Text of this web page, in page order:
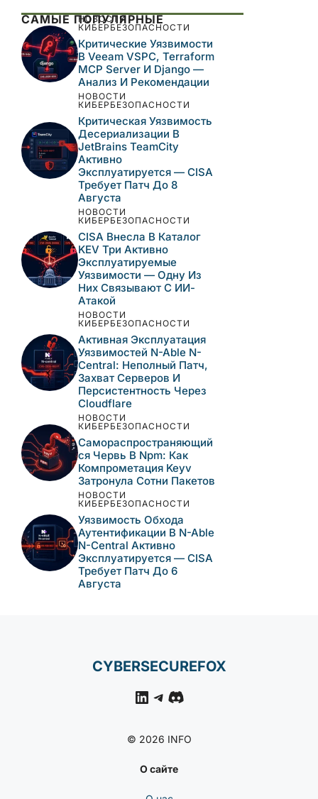
САМЫЕ ПОПУЛЯРНЫЕ
НОВОСТИ
КИБЕРБЕЗОПАСНОСТИ
Критические Уязвимости
В Veeam VSPC, Terraform
MCP Server И Django —
Анализ И Рекомендации
НОВОСТИ
КИБЕРБЕЗОПАСНОСТИ
Критическая Уязвимость
Десериализации В
JetBrains TeamCity
Активно
Эксплуатируется — CISA
Требует Патч До 8
Августа
НОВОСТИ
КИБЕРБЕЗОПАСНОСТИ
CISA Внесла В Каталог
KEV Три Активно
Эксплуатируемые
Уязвимости — Одну Из
Них Связывают С ИИ-
Атакой
НОВОСТИ
КИБЕРБЕЗОПАСНОСТИ
Активная Эксплуатация
Уязвимостей N-Able N-
Central: Неполный Патч,
Захват Серверов И
Персистентность Через
Cloudflare
НОВОСТИ
КИБЕРБЕЗОПАСНОСТИ
Самораспространяющий
Ся Червь В Npm: Как
Компрометация Keyv
Затронула Сотни Пакетов
НОВОСТИ
КИБЕРБЕЗОПАСНОСТИ
Уязвимость Обхода
Аутентификации В N-Able
N-Central Активно
Эксплуатируется — CISA
Требует Патч До 6
Августа
CYBERSECUREFOX
LinkedIn
Telegram
Discord
© 2026 INFO
О сайте